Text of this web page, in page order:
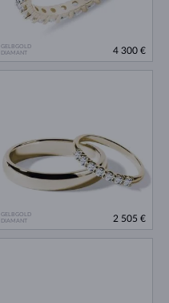
GELBGOLD
DIAMANT
4 300 €
GELBGOLD
DIAMANT
2 505 €